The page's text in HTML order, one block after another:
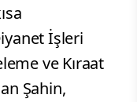
İşleri
ve Kıraat
Şahin,